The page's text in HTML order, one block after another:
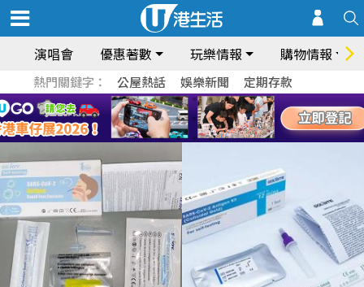
演唱會 優惠著數 玩樂情報 購物情報
熱門關鍵字： 公屋熱話 娛樂新聞 定期存款